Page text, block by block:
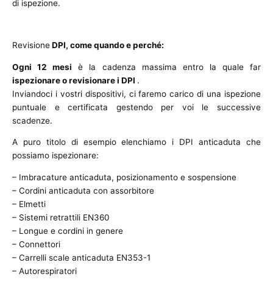
di ispezione.
RevisioneDPI, come quando e perché:
Ogni 12 mesi è la cadenza massima entro la quale far
ispezionare o revisionare i DPI .
Inviandoci i vostri dispositivi, ci faremo carico di una ispezione
puntuale e certificata gestendo per voi le successive
scadenze.
A puro titolo di esempio elenchiamo i DPI anticaduta che
possiamo ispezionare:
– Imbracature anticaduta, posizionamento e sospensione
– Cordini anticaduta con assorbitore
– Elmetti
– Sistemi retrattili EN360
– Longue e cordini in genere
– Connettori
– Carrelli scale anticaduta EN353-1
– Autorespiratori